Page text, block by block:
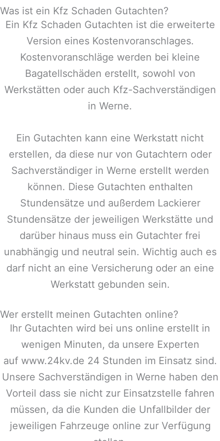
Was ist ein Kfz Schaden Gutachten?
Ein Kfz Schaden Gutachten ist die erweiterte
Version eines Kostenvoranschlages.
Kostenvoranschläge werden bei kleine
Bagatellschäden erstellt, sowohl von
Werkstätten oder auch Kfz-Sachverständigen
in Werne.
Ein Gutachten kann eine Werkstatt nicht
erstellen, da diese nur von Gutachtern oder
Sachverständiger in Werne erstellt werden
können. Diese Gutachten enthalten
Stundensätze und außerdem Lackierer
Stundensätze der jeweiligen Werkstätte und
darüber hinaus muss ein Gutachter frei
unabhängig und neutral sein. Wichtig auch es
darf nicht an eine Versicherung oder an eine
Werkstatt gebunden sein.
Wer erstellt meinen Gutachten online?
Ihr Gutachten wird bei uns online erstellt in
wenigen Minuten, da unsere Experten
auf www.24kv.de 24 Stunden im Einsatz sind.
Unsere Sachverständigen in Werne haben den
Vorteil dass sie nicht zur Einsatzstelle fahren
müssen, da die Kunden die Unfallbilder der
jeweiligen Fahrzeuge online zur Verfügung